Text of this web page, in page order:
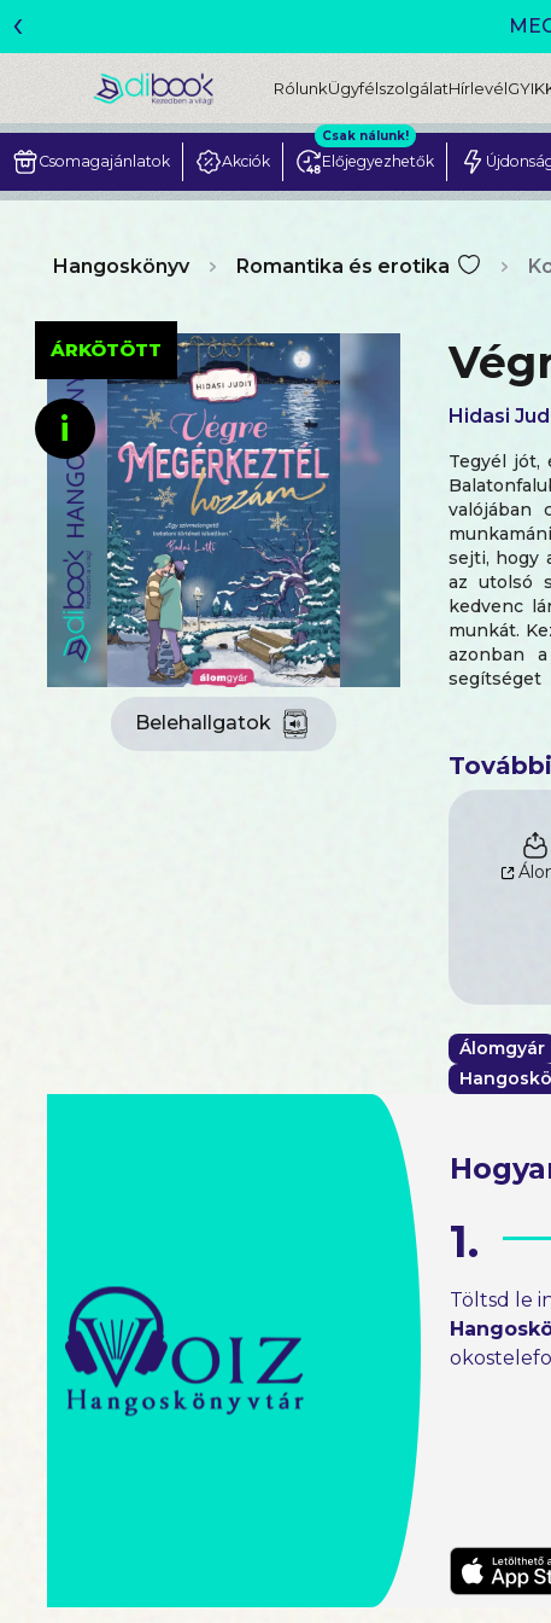
‹
RólunkÜgyfélszolgálatHírlevélGYIK
Csomagajánlatok Akciók Előjegyezhetők
Csak nálunk!
Hangoskönyv Romantika és erotika
ÁRKÖTÖTT
i
Belehallgatok
Hidasi
Tegyél jót,
valójában
sejti, hogy
az utolsó
kedvenc
munkát.
azonban
segítséget
érzi,
téli vízpart
Álomgyár
1.
Töltsd le